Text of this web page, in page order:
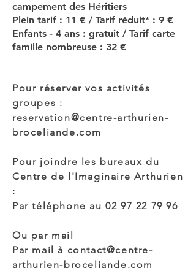
campement des Héritiers
Plein tarif : 11 € / Tarif réduit* : 9 €
Enfants - 4 ans : gratuit / Tarif carte
famille nombreuse : 32 €
Pour réserver vos activités
groupes :
reservation@centre-arthurien-
broceliande.com
Pour joindre les bureaux du
Centre de l'Imaginaire Arthurien
:
Par téléphone au02 97 22 79 96
Ou par mail
Par mail à contact@centre-
arthurien-broceliande.com